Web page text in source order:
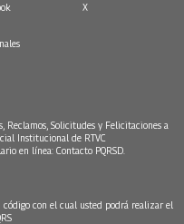
X
Reclamos, Solicitudes y Felicitaciones a
Institucional de RTVC
en línea: Contacto PQRSD.
con el cual usted podrá realizar el